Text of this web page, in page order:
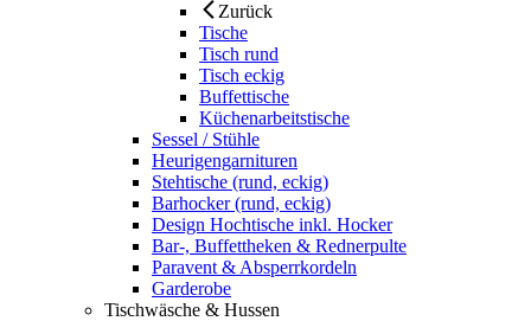
Zurück
Tische
Tisch rund
Tisch eckig
Buffettische
Küchenarbeitstische
Sessel / Stühle
Heurigengarnituren
Stehtische (rund, eckig)
Barhocker (rund, eckig)
Design Hochtische inkl. Hocker
Bar-, Buffettheken & Rednerpulte
Paravent & Absperrkordeln
Garderobe
Tischwäsche & Hussen